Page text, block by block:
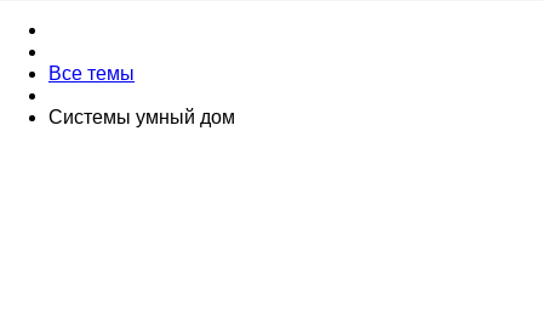
Все темы
Системы умный дом